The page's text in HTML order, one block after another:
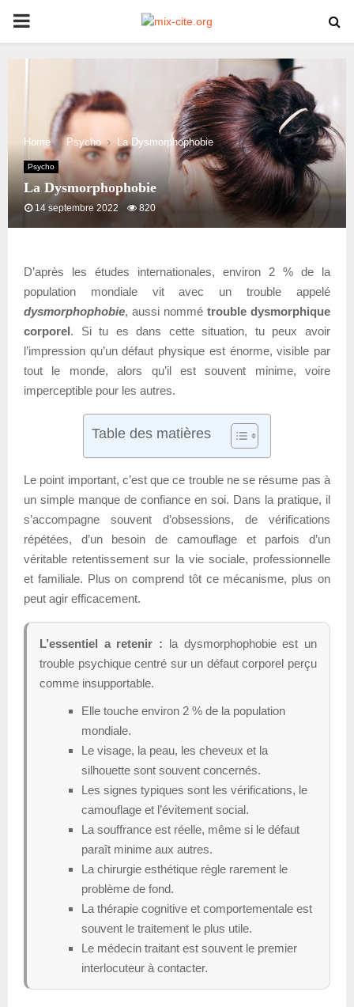
PRIMARY
MENU
Home Psycho La Dysmorphophobie
Psycho
La Dysmorphophobie
14 septembre 2022 820
D’après les études internationales, environ 2 % de la
population mondiale vit avec un trouble appelé
dysmorphophobie, aussi nommé trouble dysmorphique
corporel. Si tu es dans cette situation, tu peux avoir
l’impression qu’un défaut physique est énorme, visible par
tout le monde, alors qu’il est souvent minime, voire
imperceptible pour les autres.
Table des matières
Le point important, c’est que ce trouble ne se résume pas à
un simple manque de confiance en soi. Dans la pratique, il
s’accompagne souvent d’obsessions, de vérifications
répétées, d’un besoin de camouflage et parfois d’un
véritable retentissement sur la vie sociale, professionnelle
et familiale. Plus on comprend tôt ce mécanisme, plus on
peut agir efficacement.
L’essentiel a retenir : la dysmorphophobie est un
trouble psychique centré sur un défaut corporel perçu
comme insupportable.
Elle touche environ 2 % de la population
mondiale.
Le visage, la peau, les cheveux et la
silhouette sont souvent concernés.
Les signes typiques sont les vérifications, le
camouflage et l’évitement social.
La souffrance est réelle, même si le défaut
paraît minime aux autres.
La chirurgie esthétique règle rarement le
problème de fond.
La thérapie cognitive et comportementale est
souvent le traitement le plus utile.
Le médecin traitant est souvent le premier
interlocuteur à contacter.